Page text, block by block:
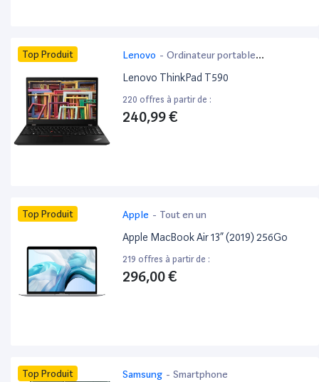
Top Produit Lenovo - Ordinateur portable
bureautique
Lenovo ThinkPad T590
220 offres à partir de :
240,99 €
Top Produit Apple - Tout en un
Apple MacBook Air 13” (2019) 256Go
219 offres à partir de :
296,00 €
Top Produit Samsung - Smartphone